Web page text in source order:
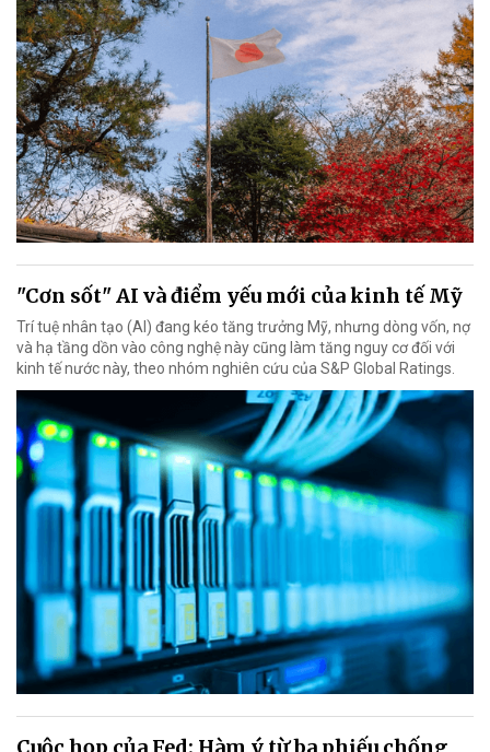
"Cơn sốt" AI và điểm yếu mới của kinh tế Mỹ
Trí tuệ nhân tạo (AI) đang kéo tăng trưởng Mỹ, nhưng dòng vốn, nợ
và hạ tầng dồn vào công nghệ này cũng làm tăng nguy cơ đối với
kinh tế nước này, theo nhóm nghiên cứu của S&P Global Ratings.